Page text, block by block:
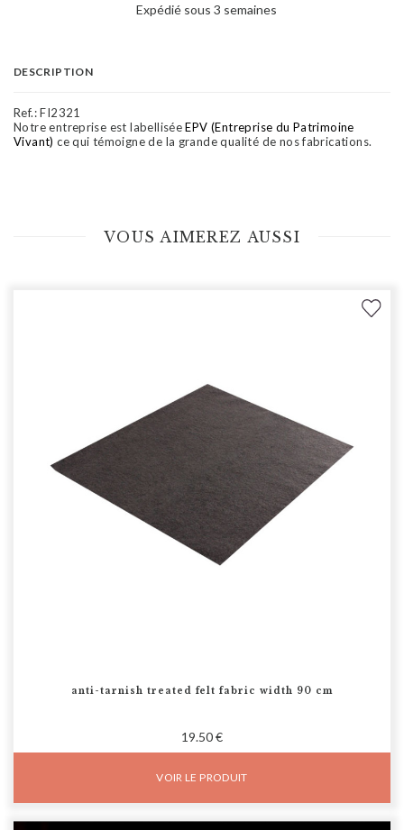
Expédié sous 3 semaines
DESCRIPTION
Ref.:FI2321
Notre entreprise est labelliséeEPV (Entreprise du Patrimoine
Vivant) ce qui témoigne de la grande qualité de nos fabrications.
VOUS AIMEREZ AUSSI
anti-tarnish treated felt fabric width 90 cm
19.50 €
VOIR LE PRODUIT